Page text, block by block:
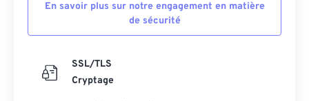
En savoir plus sur notre engagement en matière
de sécurité
SSL/TLS
Cryptage